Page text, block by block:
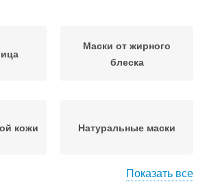
Маски от жирного
блеска
кожи Натуральные маски
Показать все